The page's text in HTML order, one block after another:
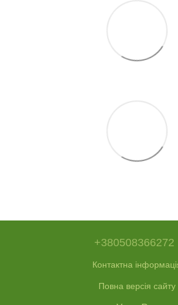
+380508366272
Контактна
Повна версія сайту